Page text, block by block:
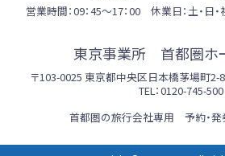
営業時間：09：45～17：00 休業日：土・日
東京事業所 首都圏ホ
〒103-0025 東京都中央区日本橋茅場町
TEL：0120-745-500
首都圏の旅行会社専用 予約・